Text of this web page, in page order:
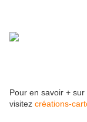
Pour en savoir + sur
visitez créations-